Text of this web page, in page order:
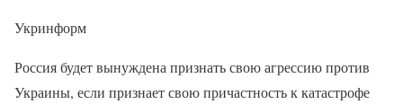
Укринформ
Россия будет вынуждена признать свою агрессию против
Украины, если признает свою причастность к катастрофе